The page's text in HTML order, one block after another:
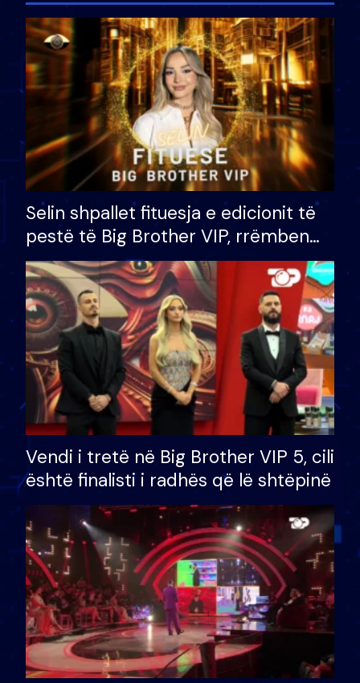
Selin shpallet fituesja e edicionit të
pestë të Big Brother VIP, rrëmben
çmimin e madh prej 100 mijë eurosh
Vendi i tretë në Big Brother VIP 5, cili
është finalisti i radhës që lë shtëpinë